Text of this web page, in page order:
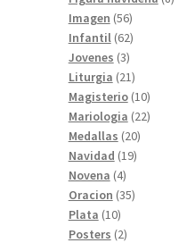
Imagen 5656
productos
Infantil 6262
productos
Jovenes 33
productos
Liturgia 2121
productos
Magisterio 1010
productos
Mariologia 2222
Medallas 2020
productos
Navidad 1919
Novena 44
productos
Oracion 3535
Plata 1010
productos
Posters 22